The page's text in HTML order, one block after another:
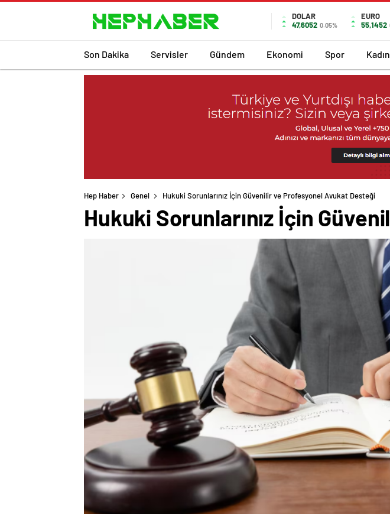
DOLAR
47,6052 0.05%
EURO
55,1452
Son Dakika Servisler Gündem Ekonomi Spor Kadın
Hep Haber Genel Hukuki Sorunlarınız İçin Güvenilir ve Profesyonel Avukat Desteği
Hukuki Sorunlarınız İçin